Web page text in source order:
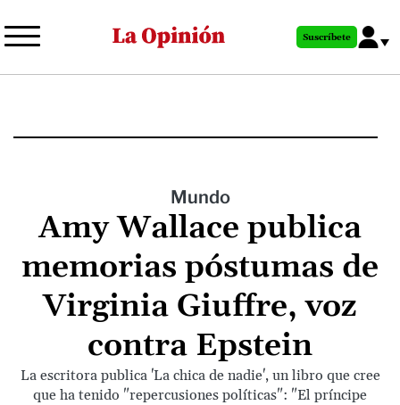
al
principal
Suscríbete
Mundo
Amy Wallace publica
memorias póstumas de
Virginia Giuffre, voz
contra Epstein
La escritora publica 'La chica de nadie', un libro que cree
que ha tenido "repercusiones políticas": "El príncipe